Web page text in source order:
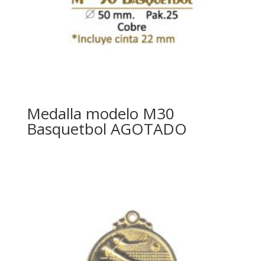
Medalla modelo M30
Basquetbol AGOTADO